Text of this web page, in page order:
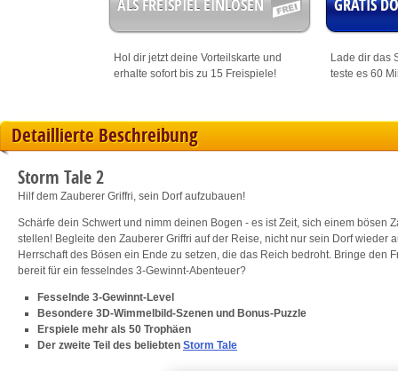
ALS FREISPIEL EINLÖSEN
Hol dir jetzt deine Vorteilskarte und
erhalte sofort bis zu 15 Freispiele!
GRATIS
Lade dir das
teste es 60
Detaillierte Beschreibung
Storm Tale 2
Hilf dem Zauberer Griffri, sein Dorf aufzubauen!
Schärfe dein Schwert und nimm deinen Bogen - es ist Zeit, sich einem bösen
stellen! Begleite den Zauberer Griffri auf der Reise, nicht nur sein Dorf wieder
Herrschaft des Bösen ein Ende zu setzen, die das Reich bedroht. Bringe den
bereit für ein fesselndes 3-Gewinnt-Abenteuer?
Fesselnde 3-Gewinnt-Level
Besondere 3D-Wimmelbild-Szenen und Bonus-Puzzle
Erspiele mehr als 50 Trophäen
Der zweite Teil des beliebten Storm Tale